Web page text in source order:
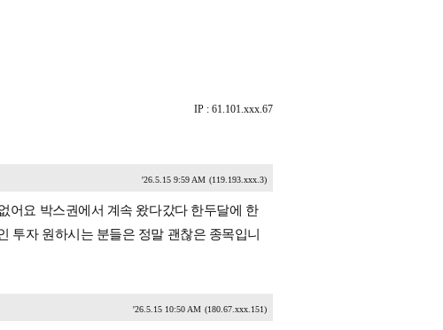
IP : 61.101.xxx.67
'26.5.15 9:59 AM (119.193.xxx.3)
어요 박스권에서 계속 왔다갔다 한두달에 한
투자 원하시는 분들은 정말 괜찮은 종목입니
'26.5.15 10:50 AM (180.67.xxx.151)